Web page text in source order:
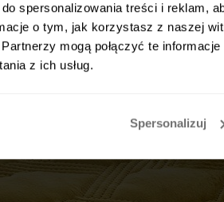
spersonalizowania treści i reklam,
o tym, jak korzystasz z naszej
mogą połączyć te
z ich usług.
Spersonalizuj